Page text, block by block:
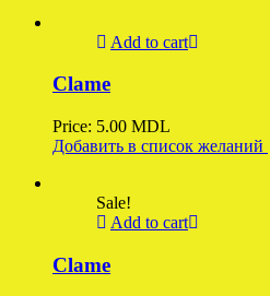
Add to cart
Clame
Price: 5.00 MDL
Добавить в список желаний
Sale!
Add to cart
Clame